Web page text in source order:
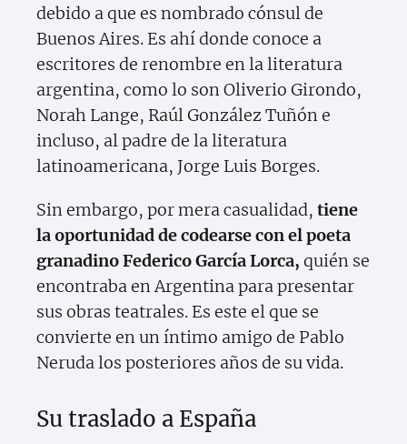
debido a que es nombrado cónsul de
Buenos Aires. Es ahí donde conoce a
escritores de renombre en la literatura
argentina, como lo son Oliverio Girondo,
Norah Lange, Raúl González Tuñón e
incluso, al padre de la literatura
latinoamericana, Jorge Luis Borges.
Sin embargo, por mera casualidad, tiene
la oportunidad de codearse con el poeta
granadino Federico García Lorca, quién se
encontraba en Argentina para presentar
sus obras teatrales. Es este el que se
convierte en un íntimo amigo de Pablo
Neruda los posteriores años de su vida.
Su traslado a España